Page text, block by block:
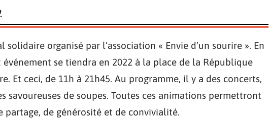
solidaire organisé par l’association « Envie d’un sourire ». En
se tiendra en 2022 à la place de la République
Et ceci, de 11h à 21h45. Au programme, il y a des concerts,
savoureuses de soupes. Toutes ces animations permettront
partage, de générosité et de convivialité.